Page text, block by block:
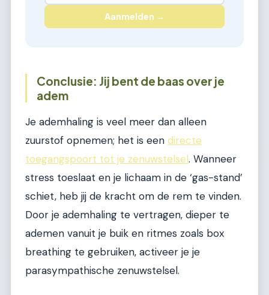
Aanmelden →
Conclusie: Jij bent de baas over je
adem
Je ademhaling is veel meer dan alleen
zuurstof opnemen; het is een directe
toegangspoort tot je zenuwstelsel. Wanneer
stress toeslaat en je lichaam in de ‘gas-stand’
schiet, heb jij de kracht om de rem te vinden.
Door je ademhaling te vertragen, dieper te
ademen vanuit je buik en ritmes zoals box
breathing te gebruiken, activeer je je
parasympathische zenuwstelsel.